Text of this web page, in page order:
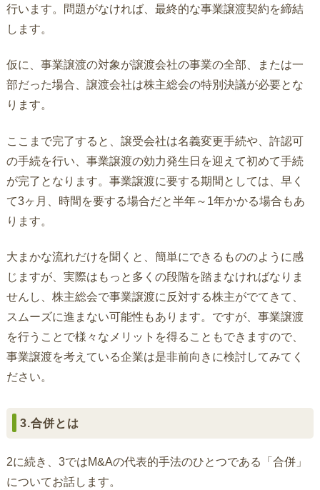
行います。問題がなければ、最終的な事業譲渡契約を締結
します。
仮に、事業譲渡の対象が譲渡会社の事業の全部、または一
部だった場合、譲渡会社は株主総会の特別決議が必要とな
ります。
ここまで完了すると、譲受会社は名義変更手続や、許認可
の手続を行い、事業譲渡の効力発生日を迎えて初めて手続
が完了となります。事業譲渡に要する期間としては、早く
て3ヶ月、時間を要する場合だと半年～1年かかる場合もあ
ります。
大まかな流れだけを聞くと、簡単にできるもののように感
じますが、実際はもっと多くの段階を踏まなければなりま
せんし、株主総会で事業譲渡に反対する株主がでてきて、
スムーズに進まない可能性もあります。ですが、事業譲渡
を行うことで様々なメリットを得ることもできますので、
事業譲渡を考えている企業は是非前向きに検討してみてく
ださい。
3.合併とは
2に続き、3ではM&Aの代表的手法のひとつである「合併」
についてお話します。